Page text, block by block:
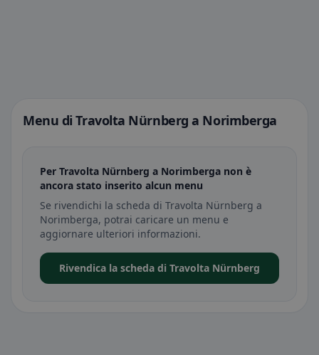
Menu di Travolta Nürnberg a Norimberga
Per Travolta Nürnberg a Norimberga non è
ancora stato inserito alcun menu
Se rivendichi la scheda di Travolta Nürnberg a
Norimberga, potrai caricare un menu e
aggiornare ulteriori informazioni.
Rivendica la scheda di Travolta Nürnberg